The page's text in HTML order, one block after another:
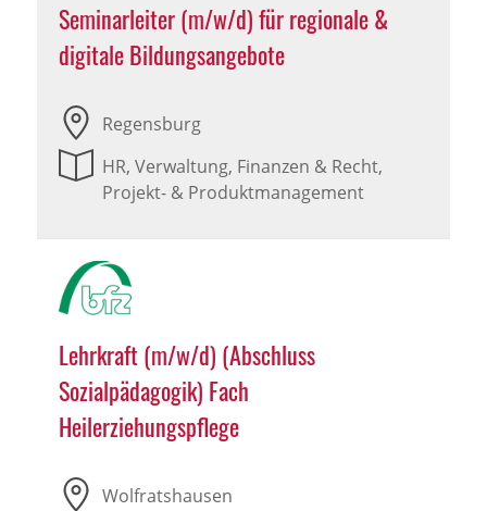
Seminarleiter (m/w/d) für regionale &
digitale Bildungsangebote
Regensburg
HR, Verwaltung, Finanzen & Recht,
Projekt- & Produktmanagement
Lehrkraft (m/w/d) (Abschluss
Sozialpädagogik) Fach
Heilerziehungspflege
Wolfratshausen